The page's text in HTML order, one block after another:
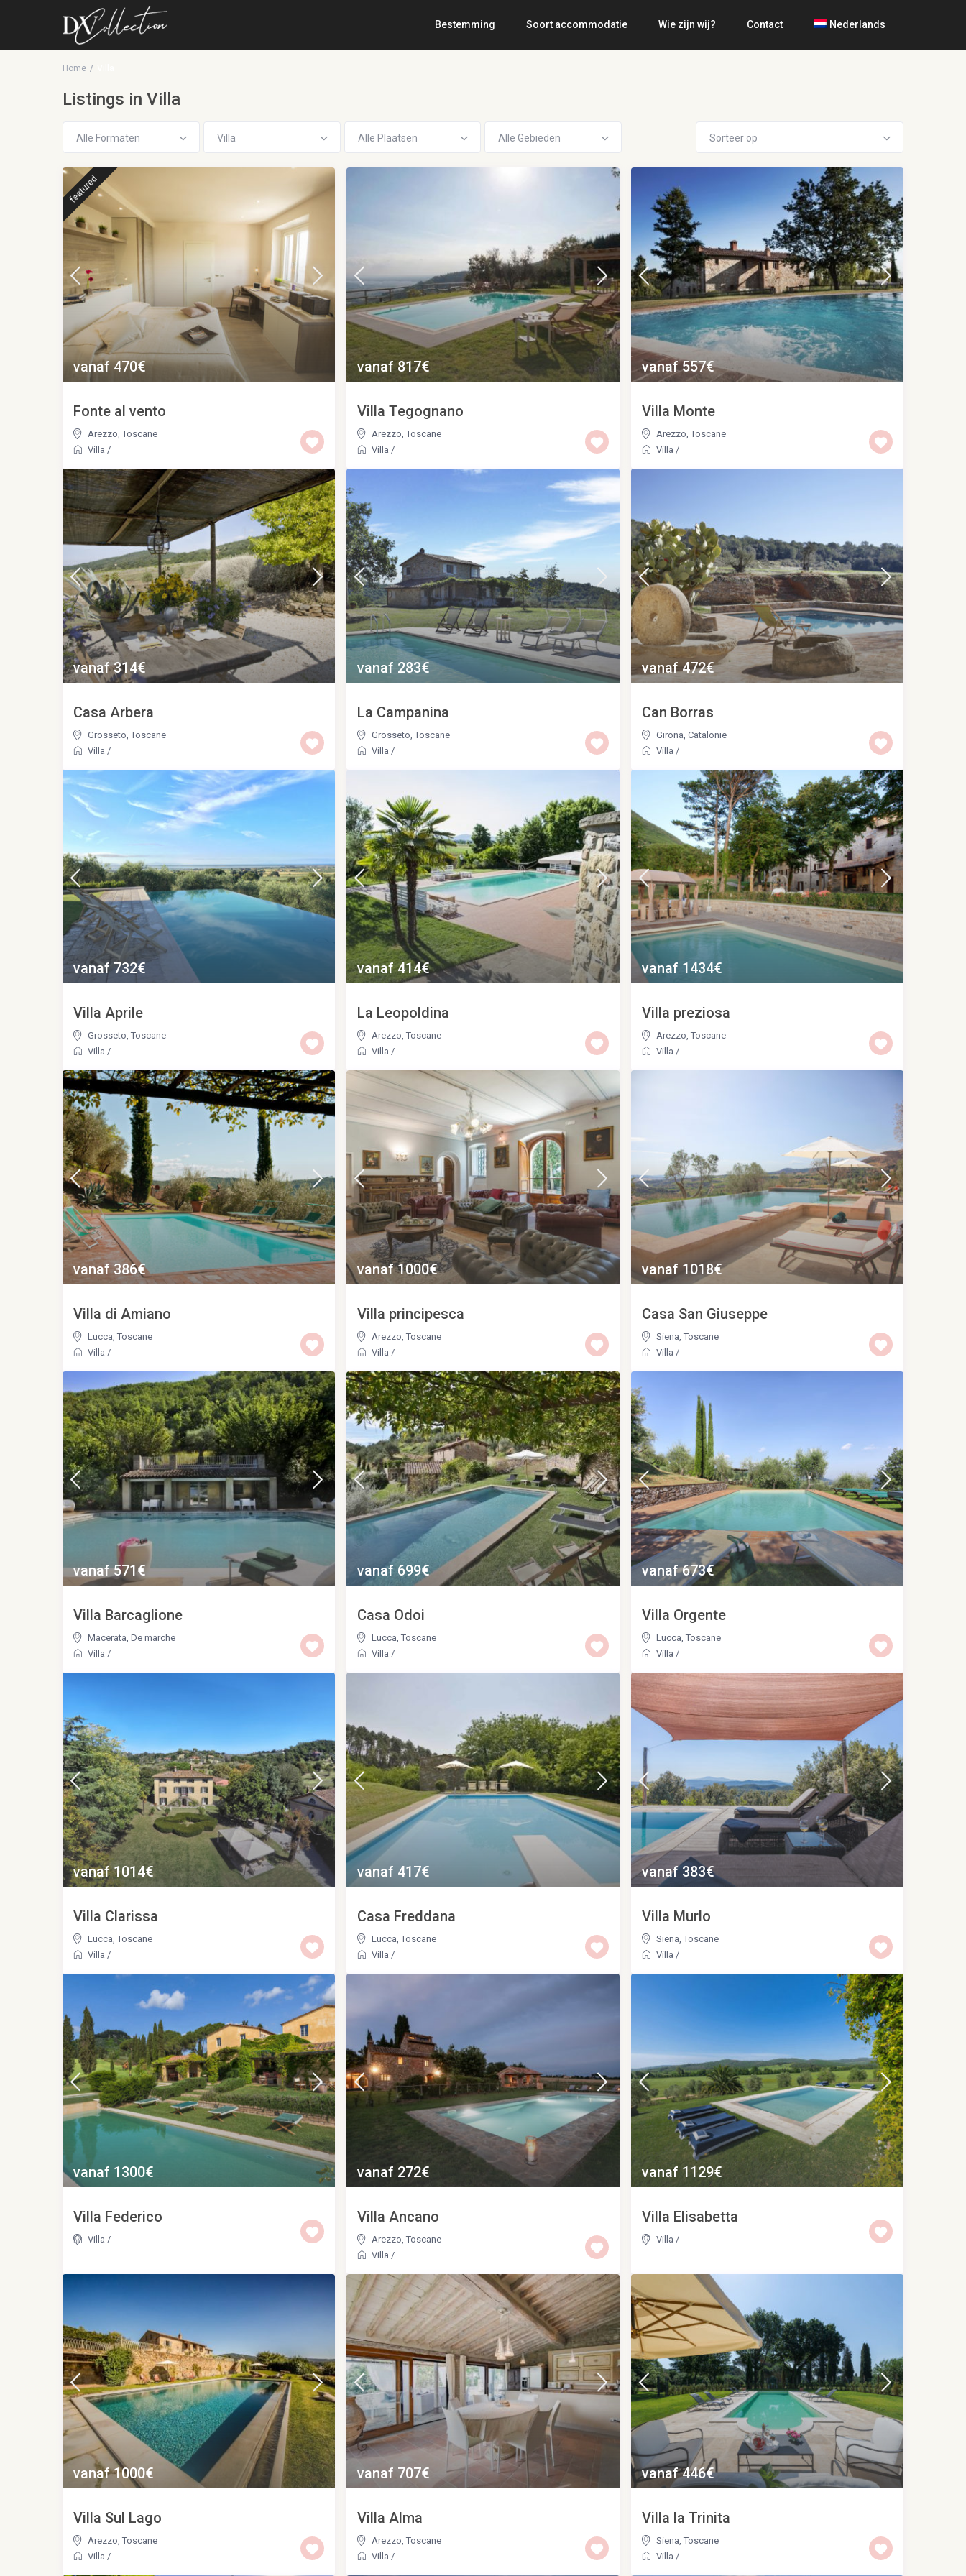
Bestemming Soort accommodatie Wie zijn wij? Contact Nederlands
Home
Listings in Villa
Alle Formaten Villa Alle Plaatsen Alle Gebieden Sorteer op
vanaf 470€
featured
Fonte al vento
Arezzo Toscane
Villa /
vanaf 817€
Villa Tegognano
Arezzo ,Toscane
Villa /
vanaf 557€
Villa Monte
Arezzo Toscane
Villa /
vanaf 314€
Casa Arbera
Grosseto Toscane
Villa /
vanaf 283€
La Campanina
Grosseto ,Toscane
Villa /
vanaf 472€
Can Borras
Girona Catalonië
Villa /
vanaf 732€
Villa Aprile
Grosseto, Toscane
Villa /
vanaf 414€
La Leopoldina
Arezzo,Toscane
Villa /
vanaf 1434€
Villa preziosa
Arezzo, Toscane
Villa /
vanaf 386€
Villa di Amiano
Lucca, Toscane
Villa /
vanaf 1000€
Villa principesca
Arezzo,Toscane
Villa /
vanaf 1018€
Casa San Giuseppe
Siena, Toscane
Villa /
vanaf 571€
Villa Barcaglione
Macerata De marche
Villa /
vanaf 699€
Casa Odoi
Lucca ,Toscane
Villa /
vanaf 673€
Villa Orgente
Lucca Toscane
Villa /
vanaf 1014€
Villa Clarissa
Lucca Toscane
Villa /
vanaf 417€
Casa Freddana
Lucca ,Toscane
Villa /
vanaf 383€
Villa Murlo
Siena Toscane
Villa /
vanaf 1300€
Villa Federico
Villa /
vanaf 272€
Villa Ancano
Arezzo,Toscane
Villa /
vanaf 1129€
Villa Elisabetta
Villa /
vanaf 1000€
Villa Sul Lago
Arezzo, Toscane
Villa /
vanaf 707€
Villa Alma
Arezzo,Toscane
Villa /
vanaf 446€
Villa la Trinita
Siena, Toscane
Villa /